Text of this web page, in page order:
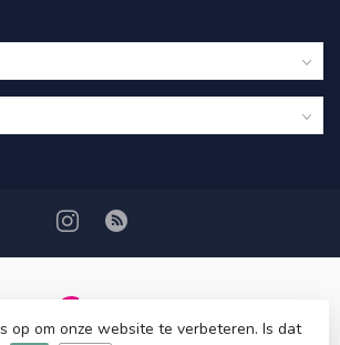
op om onze website te verbeteren. Is dat